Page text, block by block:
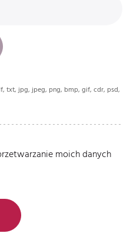
txt, jpg, jpeg, png, bmp, gif, cdr, psd,
moich danych